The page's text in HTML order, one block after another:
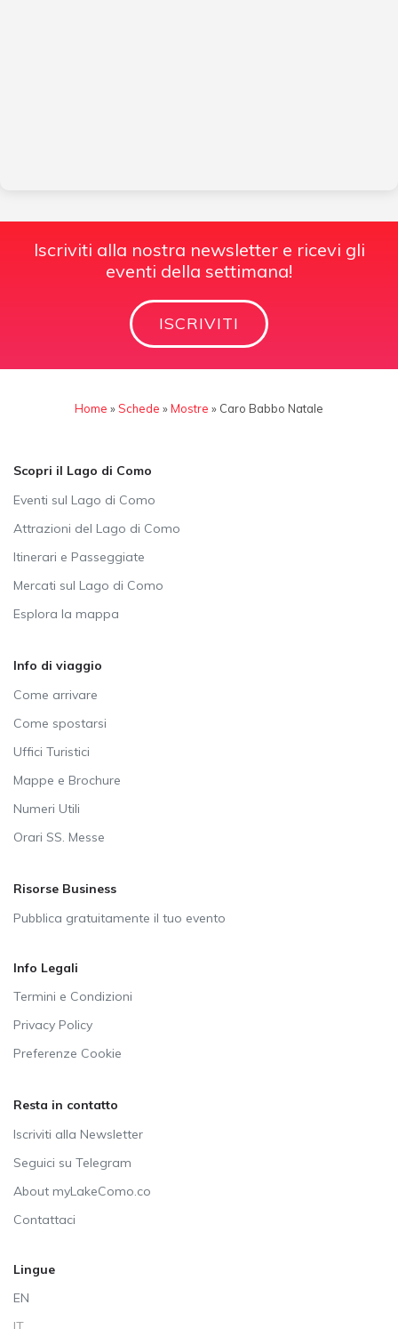
Iscriviti alla nostra newsletter e ricevi gli
eventi della settimana!
ISCRIVITI
Home »Schede »Mostre » Caro Babbo Natale
Scopri il Lago di Como
Eventi sul Lago di Como
Attrazioni del Lago di Como
Itinerari e Passeggiate
Mercati sul Lago di Como
Esplora la mappa
Info di viaggio
Come arrivare
Come spostarsi
Uffici Turistici
Mappe e Brochure
Numeri Utili
Orari SS. Messe
Risorse Business
Pubblica gratuitamente il tuo evento
Info Legali
Termini e Condizioni
Privacy Policy
Preferenze Cookie
Resta in contatto
Iscriviti alla Newsletter
Seguici su Telegram
About myLakeComo.co
Contattaci
Lingue
EN